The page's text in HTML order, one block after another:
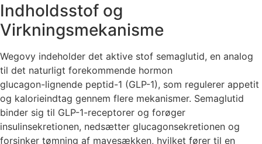
Indholdsstof og
Virkningsmekanisme
Wegovy indeholder det aktive stof semaglutid, en analog
til det naturligt forekommende hormon
glucagon-lignende peptid-1 (GLP-1), som regulerer appetit
og kalorieindtag gennem flere mekanismer. Semaglutid
binder sig til GLP-1-receptorer og forøger
insulinsekretionen, nedsætter glucagonsekretionen og
forsinker tømning af mavesækken, hvilket fører til en